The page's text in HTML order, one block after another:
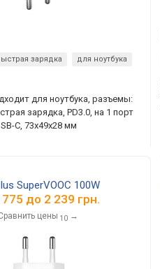
зарядка для ноутбука
для ноутбука, разъемы:
зарядка, PD3.0, на 1 порт
C, 73x49x28 мм
SuperVOOC 100W
775 до 2 239 грн.
цены 10 →